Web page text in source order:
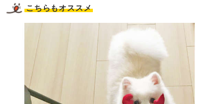
こちらもオススメ